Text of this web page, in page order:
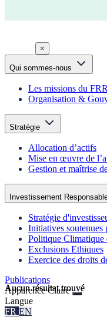
Aucun résultat trouvé
Aucun résultat trouvé
×
Qui sommes-nous
Les missions du FRR
Organisation &
Stratégie
Allocation d’actifs
Mise en œuvre de
Gestion et maîtrise
Investissement
Stratégie
Initiatives soutenues
Politique Climatique
Exclusions Ethiques
Exercice des droits
Publications
Apparence Claire
Langue
FR EN